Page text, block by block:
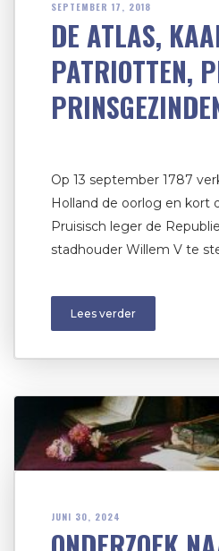
SEPTEMBER 17, 2018
DE ATLAS,
PATRIOTTEN,
Op 13 september 1787
Holland de oorlog en kort
Pruisisch leger de
stadhouder Willem V te
Lees verder
JUNI 30, 2024